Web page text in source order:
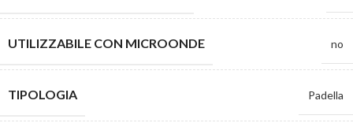
UTILIZZABILE CON MICROONDE no
TIPOLOGIA Padella